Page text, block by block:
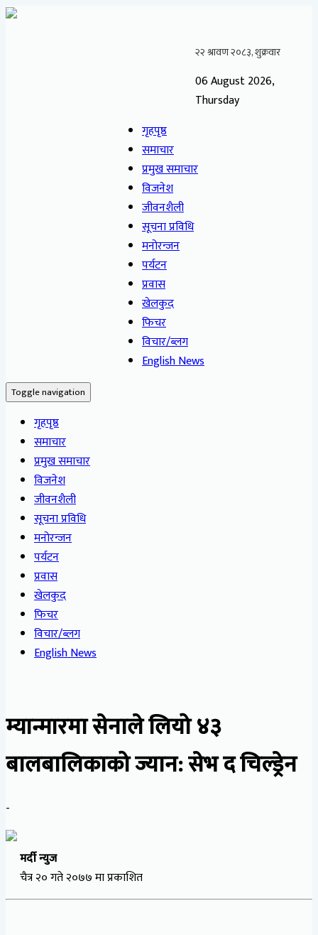
06 August 2026,
Thursday
गृहपृष्ठ
समाचार
प्रमुख समाचार
विजनेश
जीवनशैली
सूचना प्रविधि
मनोरन्जन
पर्यटन
प्रवास
खेलकुद
फिचर
विचार/ब्लग
English News
Toggle navigation
गृहपृष्ठ
समाचार
प्रमुख समाचार
विजनेश
जीवनशैली
सूचना प्रविधि
मनोरन्जन
पर्यटन
प्रवास
खेलकुद
फिचर
विचार/ब्लग
English News
म्यान्मारमा सेनाले लियो ४३
बालबालिकाको ज्यान: सेभ द चिल्ड्रेन
-
मर्दी न्युज
चैत्र २० गते २०७७ मा प्रकाशित